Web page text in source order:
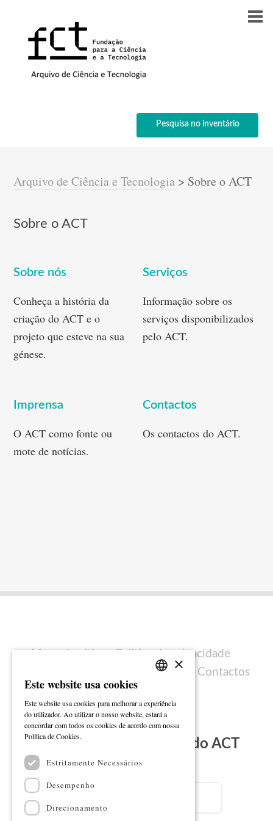
Pesquisa no inventário
Arquivo de Ciência e Tecnologia > Sobre o ACT
Sobre o ACT
Sobre nós
Conheça a história da
criação do ACT e o
projeto que esteve na sua
génese.
Serviços
Informação sobre os
serviços disponibilizados
pelo ACT.
Imprensa
O ACT como fonte ou
mote de notícias.
Contactos
Os contactos do ACT.
Mapa do sítio
Política de privacidade
Ficha técnica Contactos
Subscreva a Newsletter do ACT
ENGLISH
×
Este website usa cookies
Este website usa cookies para melhorar a experiência
do utilizador. Ao utilizar o nosso website, estará a
concordar com todos os cookies de acordo com nossa
Política de Cookies.
Estritamente Necessários
Desempenho
Direcionamento